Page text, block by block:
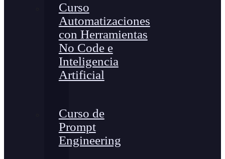
Curso
Automatizaciones
con Herramientas
No Code e
Inteligencia
Artificial
Curso de
Prompt
Engineering